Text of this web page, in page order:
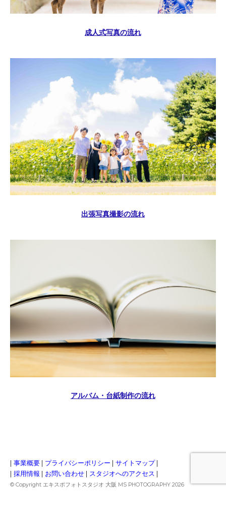
成人式写真の流れ
出張写真撮影の流れ
アルバム・台紙制作の流れ
| 事業概要 | プライバシーポリシー | サイトマップ|
| 採用情報 | お問い合わせ | スタジオへのアクセス |
© Copyright エキスポフォトスタジオ 大阪 MS PHOTOGRAPHY 2026